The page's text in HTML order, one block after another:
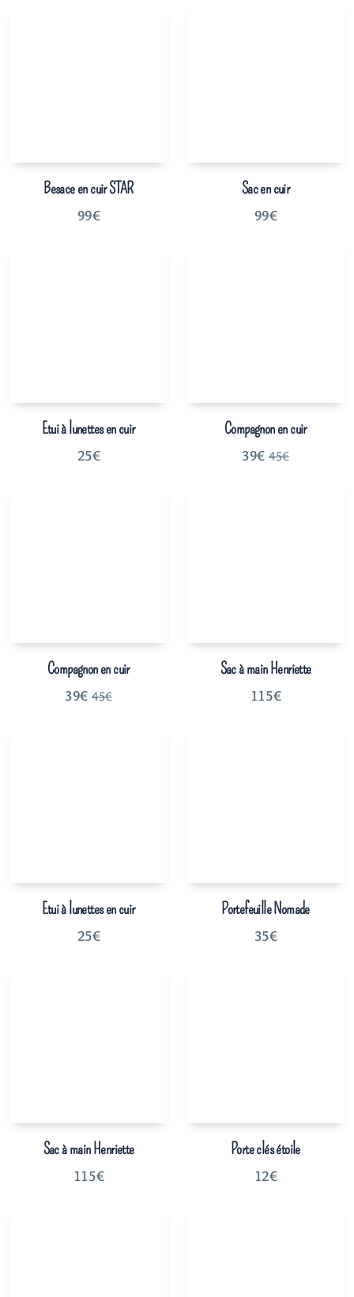
Besace en cuir STAR
99€
Sac en cuir
99€
Etui à lunettes en cuir
25€
Compagnon en cuir
39€ 45€
Compagnon en cuir
39€ 45€
Sac à main Henriette
115€
Etui à lunettes en cuir
25€
Portefeuille Nomade
35€
Sac à main Henriette
115€
Porte clés étoile
12€